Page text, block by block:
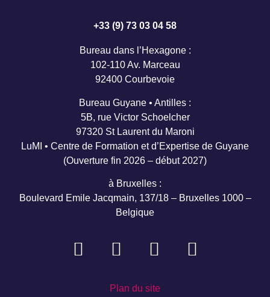
+33 (9) 73 03 04 58
Bureau dans l’Hexagone :
102-110 Av. Marceau
92400 Courbevoie
Bureau Guyane • Antilles :
5B, rue Victor Schoelcher
97320 St Laurent du Maroni
LuMI • Centre de Formation et d’Expertise de Guyane
(Ouverture fin 2026 – début 2027)
à Bruxelles :
Boulevard Emile Jacqmain, 137/18 – Bruxelles 1000 –
Belgique
Plan du site